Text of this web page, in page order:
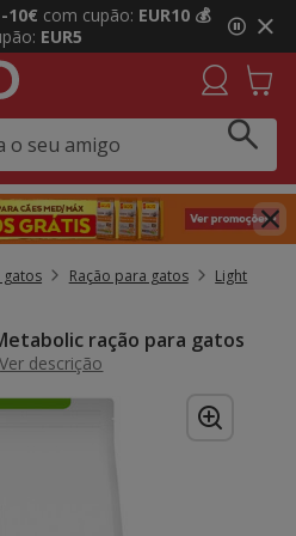
-10€ com cupão: EUR10 💰
EUR5
gatos Ração para gatos Light
ração para gatos
Ver descrição